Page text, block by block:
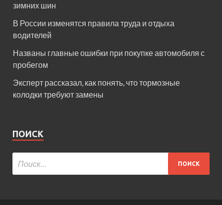
зимних шин
В России изменятся правила труда и отдыха
водителей
Названы главные ошибки при покупке автомобиля с
пробегом
Эксперт рассказал, как понять, что тормозные
колодки требуют замены
ПОИСК